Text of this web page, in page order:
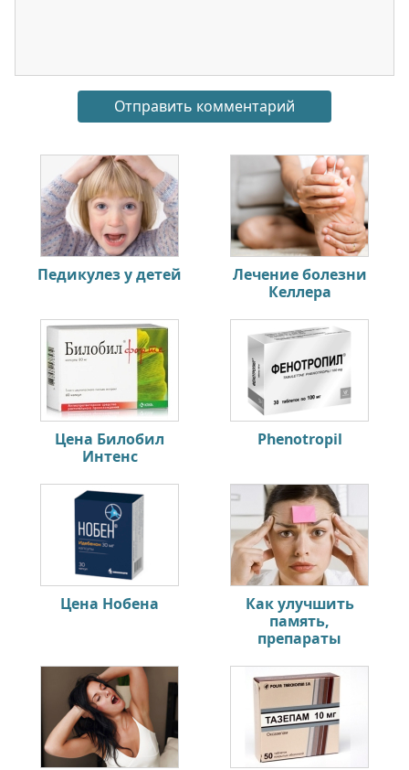
Педикулез у детей
Лечение болезни
Келлера
Цена Билобил
Интенс
Phenotropil
Цена Нобена
Как улучшить
память,
препараты